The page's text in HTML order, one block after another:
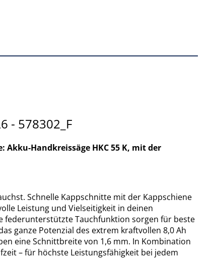
- 578302_F
Akku-Handkreissäge HKC 55 K, mit der
Schnelle Kappschnitte mit der Kappschiene
Leistung und Vielseitigkeit in deinen
federunterstützte Tauchfunktion sorgen für beste
ganze Potenzial des extrem kraftvollen 8,0 Ah
eine Schnittbreite von 1,6 mm. In Kombination
– für höchste Leistungsfähigkeit bei jedem